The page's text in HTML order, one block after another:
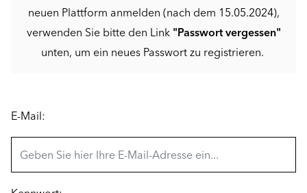
neuen Plattform anmelden (nach dem 15.05.2024),
verwenden Sie bitte den Link "Passwort vergessen"
unten, um ein neues Passwort zu registrieren.
E-Mail: